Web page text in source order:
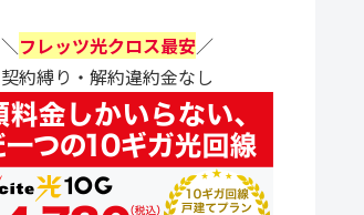
＼フレッツ光クロス最安／
契約縛り・解約違約金なし